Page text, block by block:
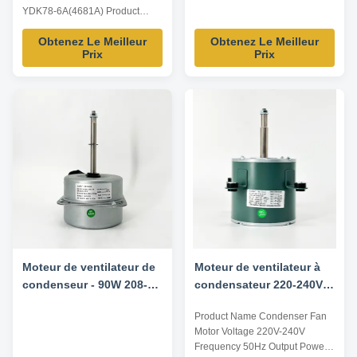
YDK78-6A(4681A) Product
Name Outdoor Fan Motor
Voltage 208V-230V Frequency
60 Hz Output Power 78W Pole
Rotation CCW-SE Other
PROTECTED Key Parameters
Obtenez Le Meilleur
Prix
Obtenez Le Meilleur
Prix
Moteur de ventilateur de
condenseur - 90W 208-
Moteur de ventilateur à
condensateur 220-240V
860RPM/3SPD Moteurs
thermiquement protégés
Product Name Condenser Fan
Motor Voltage 220V-240V
Frequency 50Hz Output Power